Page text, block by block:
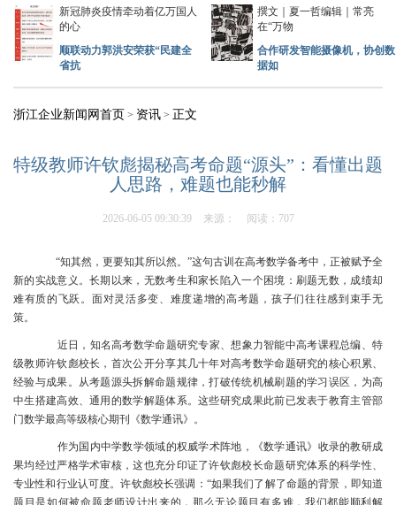
新冠肺炎疫情牵动着亿万国人
的心
顺联动力郭洪安荣获“民建全
省抗
撰文｜夏一哲编辑｜常亮
在“万物
合作研发智能摄像机，协创数
据如
浙江企业新闻网首页 > 资讯 > 正文
特级教师许钦彪揭秘高考命题“源头”：看懂出题
人思路，难题也能秒解
2026-06-05 09:30:39 来源： 阅读：707
“知其然，更要知其所以然。”这句古训在高考数学备考中，正被赋予全
新的实战意义。长期以来，无数考生和家长陷入一个困境：刷题无数，成绩却
难有质的飞跃。面对灵活多变、难度递增的高考题，孩子们往往感到束手无
策。
近日，知名高考数学命题研究专家、想象力智能中高考课程总编、特
级教师许钦彪校长，首次公开分享其几十年对高考数学命题研究的核心积累、
经验与成果。从考题源头拆解命题规律，打破传统机械刷题的学习误区，为高
中生搭建高效、通用的数学解题体系。这些研究成果此前已发表于教育主管部
门数学最高等级核心期刊《数学通讯》。
作为国内中学数学领域的权威学术阵地，《数学通讯》收录的教研成
果均经过严格学术审核，这也充分印证了许钦彪校长命题研究体系的科学性、
专业性和行业认可度。许钦彪校长强调：“如果我们了解了命题的背景，即知道
题目是如何被命题老师设计出来的，那么无论题目有多难，我们都能顺利解